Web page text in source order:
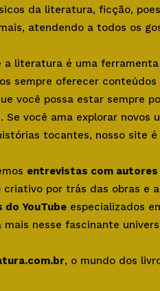
da literatura, ficção,
atendendo a todos os
a literatura é uma
sempre oferecer
você possa estar sempre
Se você ama explorar novos
tocantes, nosso site
entrevistas com autores
criativo por trás das obras e
do YouTube especializados
mais nesse fascinante
, o mundo dos